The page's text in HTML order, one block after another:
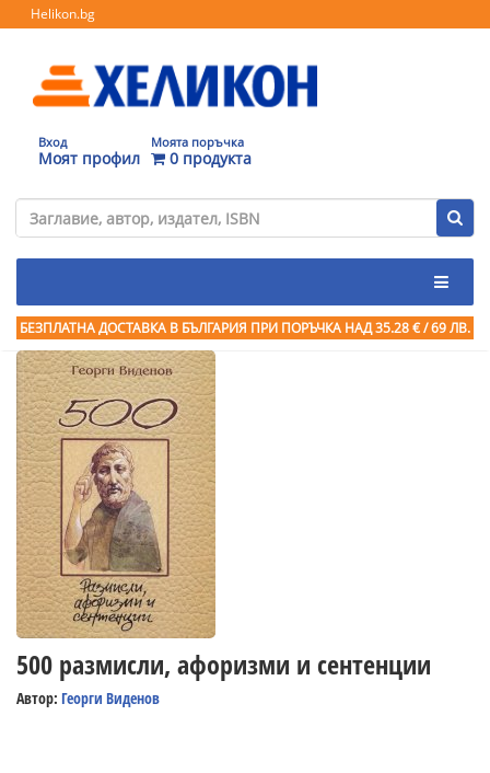
Helikon.bg
Вход
Моят профил
Моята поръчка
0 продукта
БЕЗПЛАТНА ДОСТАВКА В БЪЛГАРИЯ ПРИ ПОРЪЧКА НАД 35.28 € / 69 ЛВ.
500 размисли, афоризми и сентенции
Автор: Георги Виденов